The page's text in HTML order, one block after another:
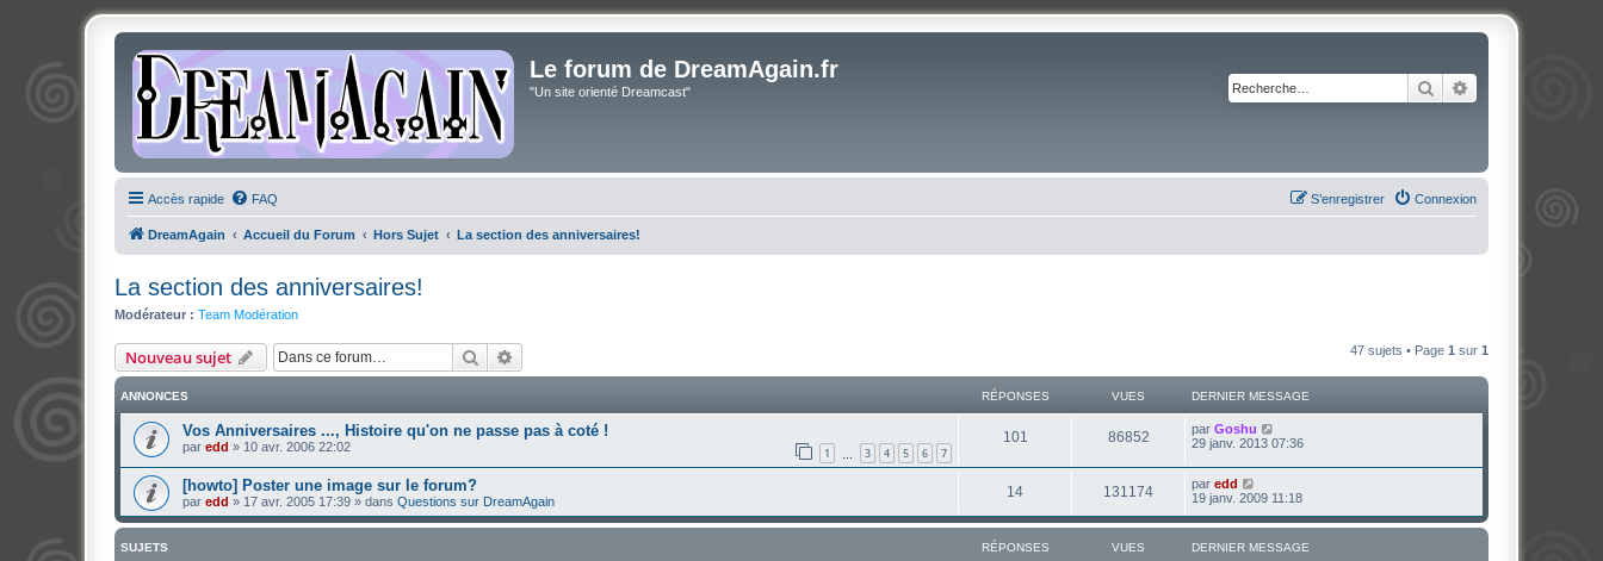
Le forum de DreamAgain.fr
"Un site orienté Dreamcast" Rechercher
Accès rapide FAQ Connexion
S’enregistrer
DreamAgain Accueil du Forum Hors Sujet La section des anniversaires!
La section des anniversaires!
Modérateur : Team Modération
Nouveau sujet Rechercher 47 sujets • Page 1 sur 1
ANNONCES RÉPONSES VUES DERNIER MESSAGE
Vos Anniversaires ..., Histoire qu'on ne passe pas à coté !
par edd » 10 avr. 2006 22:02 1 3 4 5 6 7
101 86852 par Goshu
29 janv. 2013 07:36
[howto] Poster une image sur le forum?
par edd » 17 avr. 2005 17:39 » dans Questions sur DreamAgain
14 131174 par edd
19 janv. 2009 11:18
SUJETS RÉPONSES VUES DERNIER MESSAGE